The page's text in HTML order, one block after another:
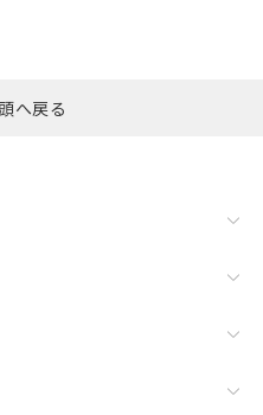
REACH対応状況ページへ
へ戻る